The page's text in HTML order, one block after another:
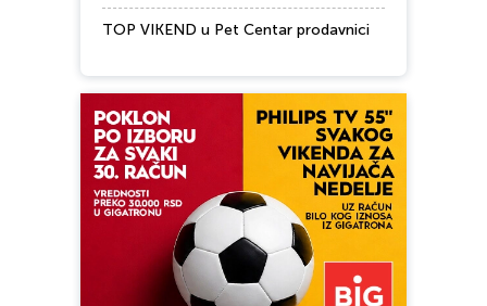
TOP VIKEND u Pet Centar prodavnici